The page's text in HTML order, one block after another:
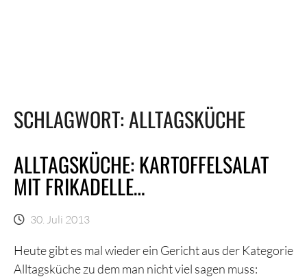
SCHLAGWORT:ALLTAGSKÜCHE
ALLTAGSKÜCHE: KARTOFFELSALAT
MIT FRIKADELLE…
30. Juli 2013
Heute gibt es mal wieder ein Gericht aus der Kategorie
Alltagsküche zu dem man nicht viel sagen muss: